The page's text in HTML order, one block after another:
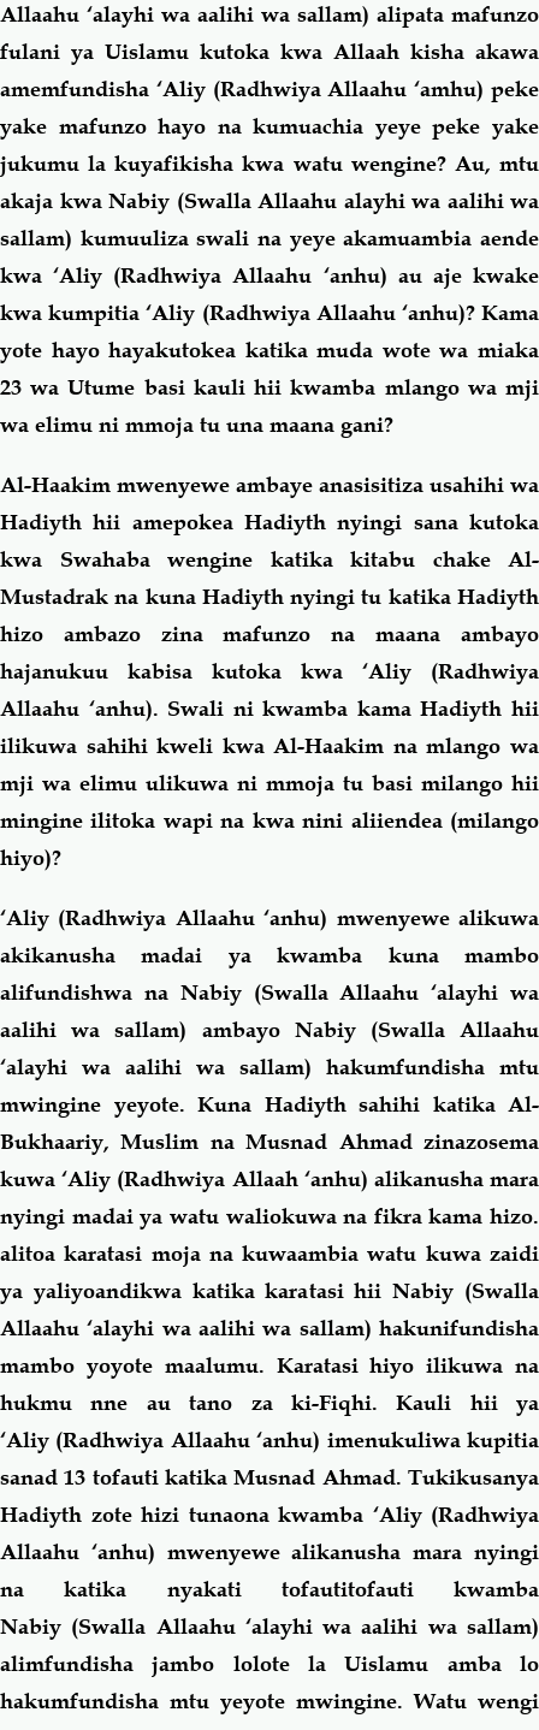
Allaahu ‘alayhi wa aalihi wa sallam) alipata mafunzo
fulani ya Uislamu kutoka kwa Allaah kisha akawa
amemfundisha ‘Aliy (Radhwiya Allaahu ‘amhu) peke
yake mafunzo hayo na kumuachia yeye peke yake
jukumu la kuyafikisha kwa watu wengine? Au, mtu
akaja kwa Nabiy (Swalla Allaahu alayhi wa aalihi wa
sallam) kumuuliza swali na yeye akamuambia aende
kwa ‘Aliy (Radhwiya Allaahu ‘anhu) au aje kwake
kwa kumpitia ‘Aliy (Radhwiya Allaahu ‘anhu)? Kama
yote hayo hayakutokea katika muda wote wa miaka
23 wa Utume basi kauli hii kwamba mlango wa mji
wa elimu ni mmoja tu una maana gani?
Al-Haakim mwenyewe ambaye anasisitiza usahihi wa
Hadiyth hii amepokea Hadiyth nyingi sana kutoka
kwa Swahaba wengine katika kitabu chake Al-
Mustadrak na kuna Hadiyth nyingi tu katika Hadiyth
hizo ambazo zina mafunzo na maana ambayo
hajanukuu kabisa kutoka kwa ‘Aliy (Radhwiya
Allaahu ‘anhu). Swali ni kwamba kama Hadiyth hii
ilikuwa sahihi kweli kwa Al-Haakim na mlango wa
mji wa elimu ulikuwa ni mmoja tu basi milango hii
mingine ilitoka wapi na kwa nini aliiendea (milango
hiyo)?
‘Aliy (Radhwiya Allaahu ‘anhu) mwenyewe alikuwa
akikanusha madai ya kwamba kuna mambo
alifundishwa na Nabiy (Swalla Allaahu ‘alayhi wa
aalihi wa sallam)
ambayo Nabiy (Swalla Allaahu
‘alayhi wa aalihi wa sallam) hakumfundisha mtu
mwingine yeyote. Kuna Hadiyth sahihi katika Al-
Bukhaariy, Muslim na Musnad Ahmad zinazosema
kuwa ‘Aliy (Radhwiya Allaah ‘anhu) alikanusha mara
nyingi madai ya watu waliokuwa na fikra kama hizo.
alitoa karatasi moja na kuwaambia watu kuwa zaidi
ya yaliyoandikwa katika karatasi hii Nabiy (Swalla
Allaahu ‘alayhi wa aalihi wa sallam) hakunifundisha
mambo yoyote maalumu. Karatasi hiyo ilikuwa na
hukmu nne au tano za ki-Fiqhi. Kauli hii ya
‘Aliy (Radhwiya Allaahu ‘anhu) imenukuliwa kupitia
sanad 13 tofauti katika Musnad Ahmad. Tukikusanya
Hadiyth zote hizi tunaona kwamba ‘Aliy (Radhwiya
Allaahu ‘anhu) mwenyewe alikanusha mara nyingi
na katika nyakati tofautitofauti kwamba
Nabiy (Swalla Allaahu ‘alayhi wa aalihi wa sallam)
alimfundisha jambo lolote la Uislamu amba lo
hakumfundisha mtu yeyote mwingine. Watu wengi